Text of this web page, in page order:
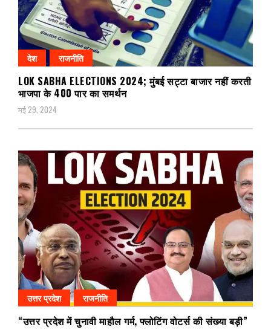
देश राजनीति
LOK SABHA ELECTIONS 2024; मुंबई सट्टा बाजार नहीं करती
भाजपा के 400 पार का समर्थन
मई 29, 2024
उत्तर प्रदेश राजनीति
“उत्तर प्रदेश में चुनावी माहौल गर्म, फ्लोटिंग वोटर्स की संख्या बड़ी”